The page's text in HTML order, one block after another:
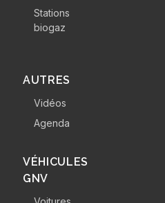
Stations
biogaz
AUTRES
Vidéos
Agenda
VÉHICULES
GNV